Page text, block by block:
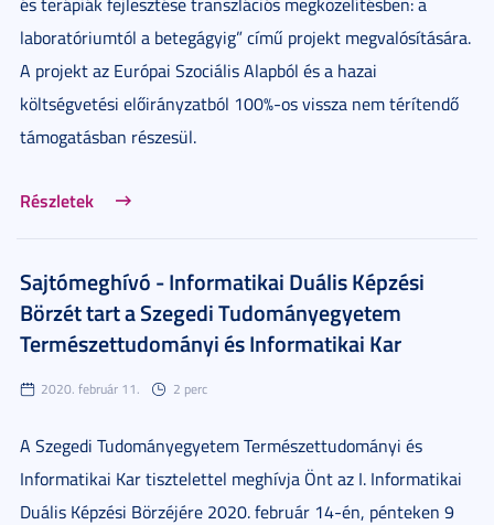
laboratóriumtól a betegágyig” című projekt megvalósítására.
A projekt az Európai Szociális Alapból és a hazai
költségvetési előirányzatból 100%-os vissza nem térítendő
támogatásban részesül.
Részletek
Sajtómeghívó - Informatikai Duális Képzési
Börzét tart a Szegedi Tudományegyetem
Természettudományi és Informatikai Kar
2020. február 11. 2 perc
A Szegedi Tudományegyetem Természettudományi és
Informatikai Kar tisztelettel meghívja Önt az I. Informatikai
Duális Képzési Börzéjére 2020. február 14-én, pénteken 9